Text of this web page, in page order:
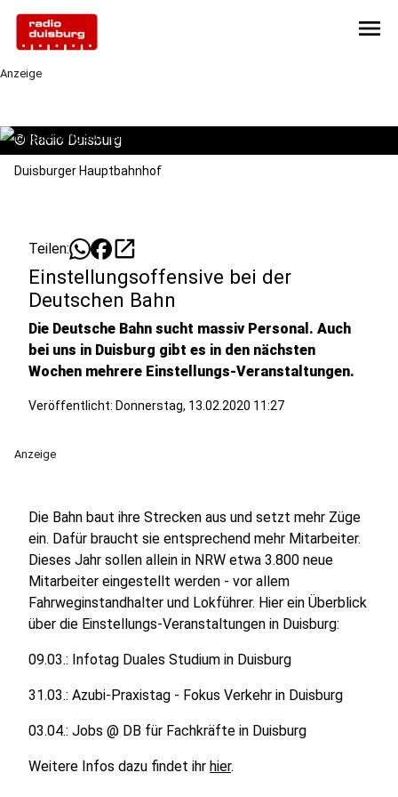
menu
Anzeige
© Radio Duisburg
Duisburger Hauptbahnhof
Teilen: open_in_new
Einstellungsoffensive bei der
Deutschen Bahn
Die Deutsche Bahn sucht massiv Personal. Auch
bei uns in Duisburg gibt es in den nächsten
Wochen mehrere Einstellungs-Veranstaltungen.
Veröffentlicht: Donnerstag, 13.02.2020 11:27
Anzeige
Die Bahn baut ihre Strecken aus und setzt mehr Züge
ein. Dafür braucht sie entsprechend mehr Mitarbeiter.
Dieses Jahr sollen allein in NRW etwa 3.800 neue
Mitarbeiter eingestellt werden - vor allem
Fahrweginstandhalter und Lokführer. Hier ein Überblick
über die Einstellungs-Veranstaltungen in Duisburg:
09.03.: Infotag Duales Studium in Duisburg
31.03.: Azubi-Praxistag - Fokus Verkehr in Duisburg
03.04.: Jobs @ DB für Fachkräfte in Duisburg
Weitere Infos dazu findet ihr hier.